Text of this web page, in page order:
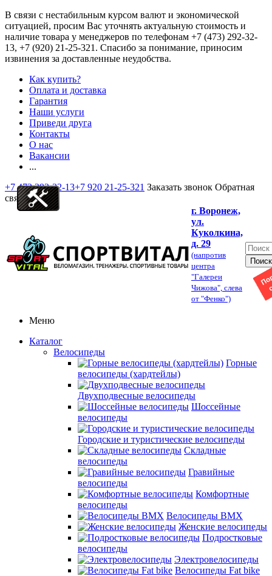
В связи с нестабильным курсом валют и экономической
ситуацией, просим Вас уточнять актуальную стоимость и
наличие товара у менеджеров по телефонам +7 (473) 292-32-
13, +7 (920) 21-25-321 . Спасибо за понимание, приносим
извинения за доставленные неудобства.
Как купить?
Оплата и доставка
Гарантия
Наши услуги
Приведи друга
Контакты
О нас
Вакансии
...
+7 473 292-32-13+7 920 21-25-321 Заказать звонок Обратная
связь
г. Воронеж,
ул.
Куколкина,
д. 29
(напротив
центра
"Галереи
Чижова", слева
от "Фенко")
Меню
Каталог
Велосипеды
Горные
велосипеды (хардтейлы)
Двухподвесные велосипеды
Шоссейные
велосипеды
Городские и туристические велосипеды
Складные
велосипеды
Гравийные
велосипеды
Комфортные
велосипеды
Велосипеды BMX
Женские велосипеды
Подростковые
велосипеды
Электровелосипеды
Велосипеды Fat bike